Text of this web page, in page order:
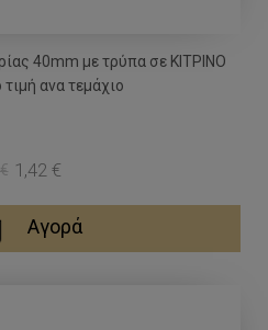
40mm με τρύπα σε ΚΙΤΡΙΝΟ
ανα τεμάχιο
1,42 €
Αγορά